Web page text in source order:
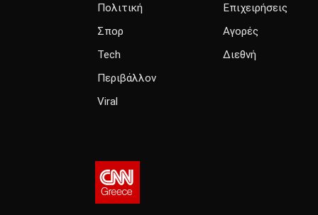
Πολιτική
Σπορ
Tech
Περιβάλλον
Viral
Επιχειρήσεις
Αγορές
Διεθνή